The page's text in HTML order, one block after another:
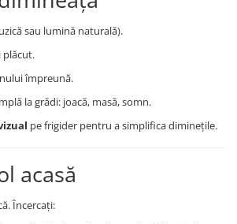
sau lumină naturală).
plăcut.
împreună.
la grădi: joacă, masă, somn.
pe frigider pentru a simplifica diminețile.
acasă
Încercați: